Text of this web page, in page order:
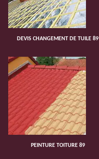
DEVIS CHANGEMENT DE TUILE 89
PEINTURE TOITURE 89